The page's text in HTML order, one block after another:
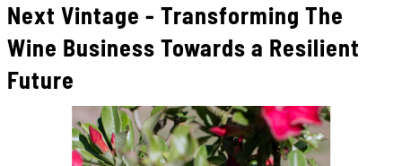
Next Vintage - Transforming The
Wine Business Towards a Resilient
Future